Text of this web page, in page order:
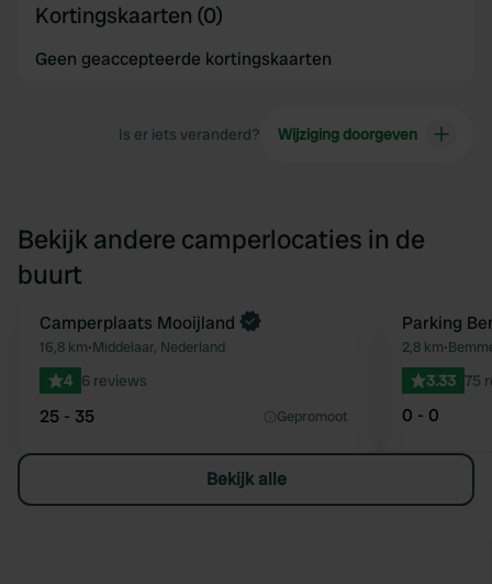
Kortingskaarten (0)
Geen geaccepteerde kortingskaarten
Is er iets veranderd? Wijziging doorgeven
Bekijk andere camperlocaties in de
buurt
Favoriet
Boek direct
Camperplaats Mooijland
16,8 km•Middelaar, Nederland
4 6 reviews
25 - 35 Gepromoot
Parking
2,8 km•
3.33 75
0 - 0
Bekijk alle